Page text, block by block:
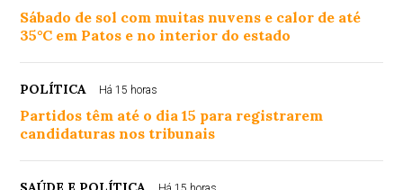
Sábado de sol com muitas nuvens e calor de até
35°C em Patos e no interior do estado
POLÍTICA Há 15 horas
Partidos têm até o dia 15 para registrarem
candidaturas nos tribunais